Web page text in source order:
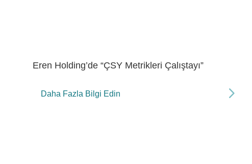
Dr. Kubilay Kavak, “Yeşil Sanayi
Konuşmacı